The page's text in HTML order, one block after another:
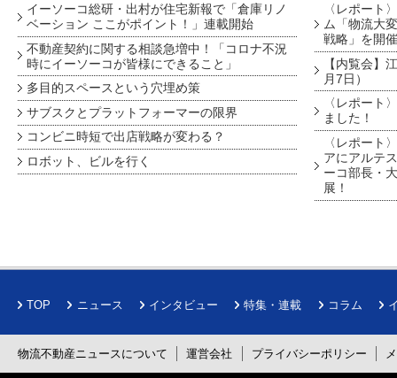
イーソーコ総研・出村が住宅新報で「倉庫リノ
ベーション ここがポイント！」連載開始
不動産契約に関する相談急増中！「コロナ不況
時にイーソーコが皆様にできること」
多目的スペースという穴埋め策
サブスクとプラットフォーマーの限界
コンビニ時短で出店戦略が変わる？
ロボット、ビルを行く
〈レポート
ム「物流大
戦略」を開
【内覧会】
月7日）
〈レポート
ました！
〈レポート
アにアルテ
ーコ部長・
展！
TOP ニュース インタビュー 特集・連載 コラム
物流不動産ニュースについて 運営会社 プライバシーポリシー